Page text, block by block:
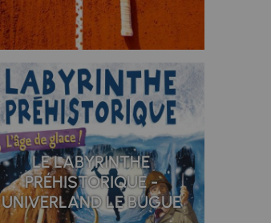
LE LABYRINTHE
PRÉHISTORIQUE -
UNIVERLAND LE BUGUE